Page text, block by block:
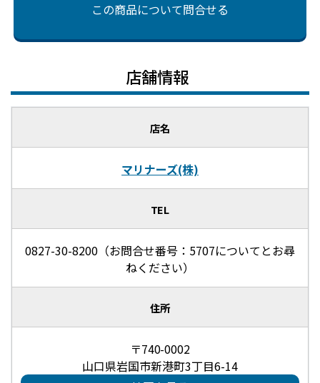
この商品について問合せる
店舗情報
店名
マリナーズ(株)
TEL
0827-30-8200（お問合せ番号：5707についてとお尋
ねください）
住所
〒740-0002
山口県岩国市新港町3丁目6-14